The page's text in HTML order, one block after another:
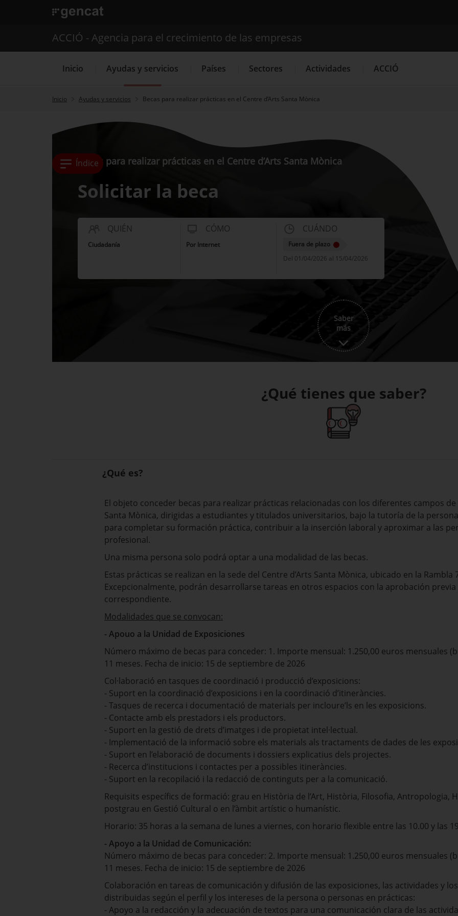
. Abrir en una nueva ventana.
Buscador
ACCIÓ - Agencia para el crecimiento de las empresas
Inicio Ayudas y servicios Países Sectores Actividades ACCIÓ
Inicio Ayudas y servicios Becas para realizar prácticas en el Centre d’Arts Santa Mònica
Índice
Becas para realizar prácticas en el Centre d’Arts Santa Mònica
Solicitar la beca
QUIÉN
Ciudadanía
CÓMO
Por Internet
CUÁNDO
Fuera de plazo
Del 01/04/2026 al 15/04/2026
Saber
más
¿Qué tienes que saber?
¿Qué es?
El objeto conceder becas para realizar prácticas relacionadas con los diferentes campos
Santa Mònica, dirigidas a estudiantes y titulados universitarios, bajo la tutoría de la
para completar su formación práctica, contribuir a la inserción laboral y aproximar a las
profesional.
Una misma persona solo podrá optar a una modalidad de las becas.
Estas prácticas se realizan en la sede del Centre d’Arts Santa Mònica, ubicado en la Rambla
Excepcionalmente, podrán desarrollarse tareas en otros espacios con la aprobación
correspondiente.
Modalidades que se convocan:
- Apouo a la Unidad de Exposiciones
Número máximo de becas para conceder: 1. Importe mensual: 1.250,00 euros mensuales
11 meses. Fecha de inicio: 15 de septiembre de 2026
Col·laboració en tasques de coordinació i producció d’exposicions:
- Suport en la coordinació d’exposicions i en la coordinació d’itineràncies.
- Tasques de recerca i documentació de materials per incloure’ls en les exposicions.
- Contacte amb els prestadors i els productors.
- Suport en la gestió de drets d’imatges i de propietat intel·lectual.
- Implementació de la informació sobre els materials als tractaments de dades de les
- Suport en l’elaboració de documents i dossiers explicatius dels projectes.
- Recerca d’institucions i contactes per a possibles itineràncies.
- Suport en la recopilació i la redacció de continguts per a la comunicació.
Requisits específics de formació: grau en Història de l’Art, Història, Filosofia, Antropologia,
postgrau en Gestió Cultural o en l’àmbit artístic o humanístic.
Horario: 35 horas a la semana de lunes a viernes, con horario flexible entre las 10.00 y las
- Apoyo a la Unidad de Comunicación:
Número máximo de becas para conceder: 2. Importe mensual: 1.250,00 euros mensuales
11 meses. Fecha de inicio: 15 de septiembre de 2026
Colaboración en tareas de comunicación y difusión de las exposiciones, las actividades y
distribuidas según el perfil y los intereses de la persona o personas en prácticas:
- Apoyo a la redacción y la adecuación de textos para una comunicación clara de las